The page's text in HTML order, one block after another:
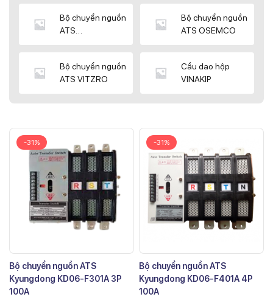
Bộ chuyển nguồn
ATS
Bộ chuyển nguồn
ATS OSEMCO
Bộ chuyển nguồn
ATS VITZRO
Cầu dao hộp
VINAKIP
-31%
Bộ chuyển nguồn ATS
Kyungdong KD06-F301A 3P
100A
-31%
Bộ chuyển nguồn ATS
Kyungdong KD06-F401A 4P
100A